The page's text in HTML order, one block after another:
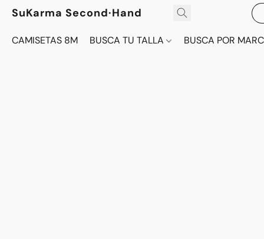
SuKarma Second·Hand
CAMISETAS 8M BUSCA TU TALLA BUSCA POR